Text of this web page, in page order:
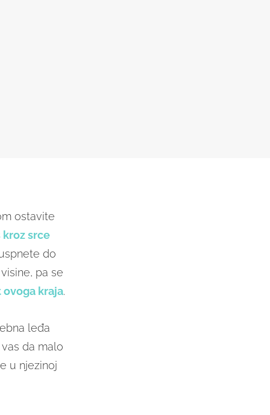
ostavite
kroz srce
do
pa se
kraja.
leđa
da malo
u njezinoj